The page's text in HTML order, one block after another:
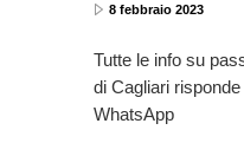
8 febbraio 2023
Tutte le info su
di Cagliari
WhatsApp